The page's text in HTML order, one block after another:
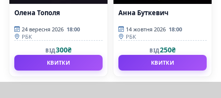
Олена Тополя
24 вересня 2026 18:00
РБК
ВІД300₴
КВИТКИ
Анна Буткевич
14 жовтня 2026 18:00
РБК
ВІД250₴
КВИТКИ